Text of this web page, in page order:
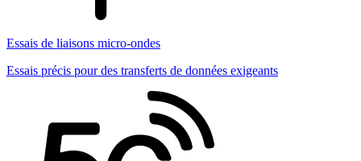
Essais de liaisons micro-ondes
Essais précis pour des transferts de données exigeants